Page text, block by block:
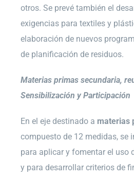
otros. Se prevé también el
exigencias para textiles y
elaboración de nuevos
de planificación de residuos.
Materias primas secundaria,
Sensibilización y Participación
En el eje destinado a materias
compuesto de 12 medidas, se
para aplicar y fomentar el uso
y para desarrollar criterios de